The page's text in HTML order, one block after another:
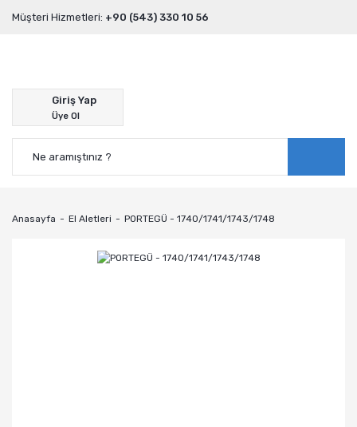
Müşteri Hizmetleri: +90 (543) 330 10 56
Giriş Yap
Üye Ol
Anasayfa El Aletleri PORTEGÜ - 1740/1741/1743/1748